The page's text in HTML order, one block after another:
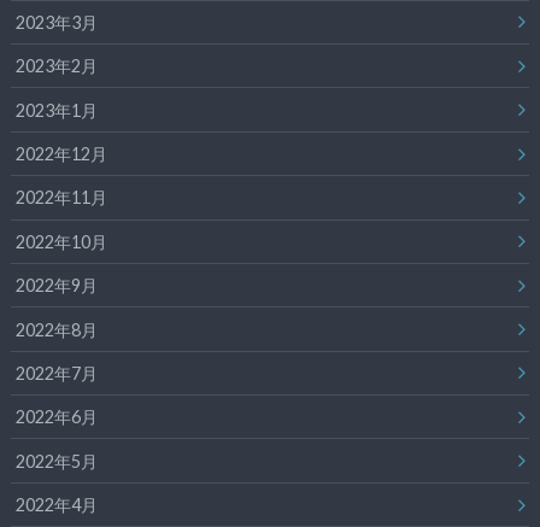
2023年3月
2023年2月
2023年1月
2022年12月
2022年11月
2022年10月
2022年9月
2022年8月
2022年7月
2022年6月
2022年5月
2022年4月